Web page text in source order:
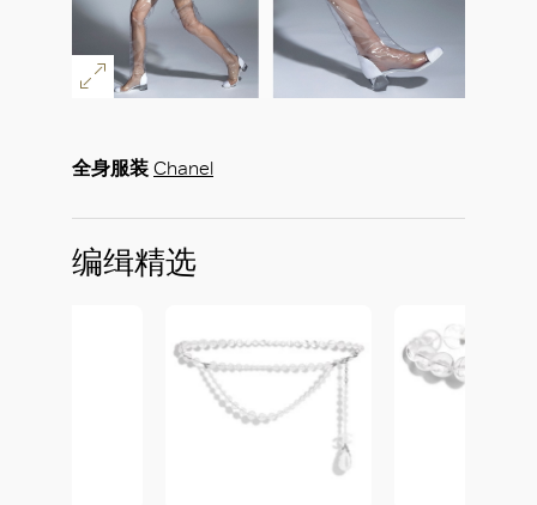
全身服装 Chanel
编缉精选